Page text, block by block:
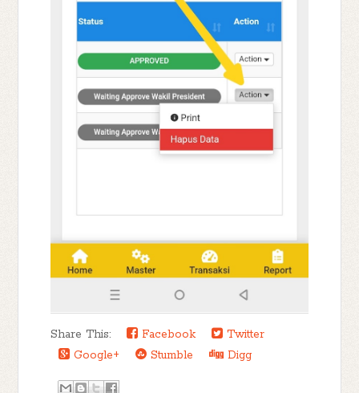
Share This: Facebook
Twitter
Google+
Stumble Digg